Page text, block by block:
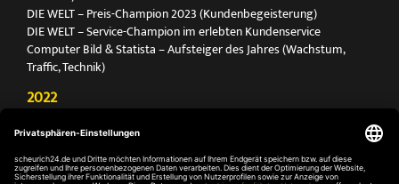
DIE WELT – Preis-Champion 2023 (Kundenbegeisterung)
DIE WELT – Service-Champion im erlebten Kundenservice
Computer Bild & Statista – Aufsteiger des Jahres (Wachstum,
Traffic, Technik)
2022
Antriebe
Deutschland Test – Bester Onlineshop 2022
FOCUS Money – Branchensieger „Rund ums Haus“